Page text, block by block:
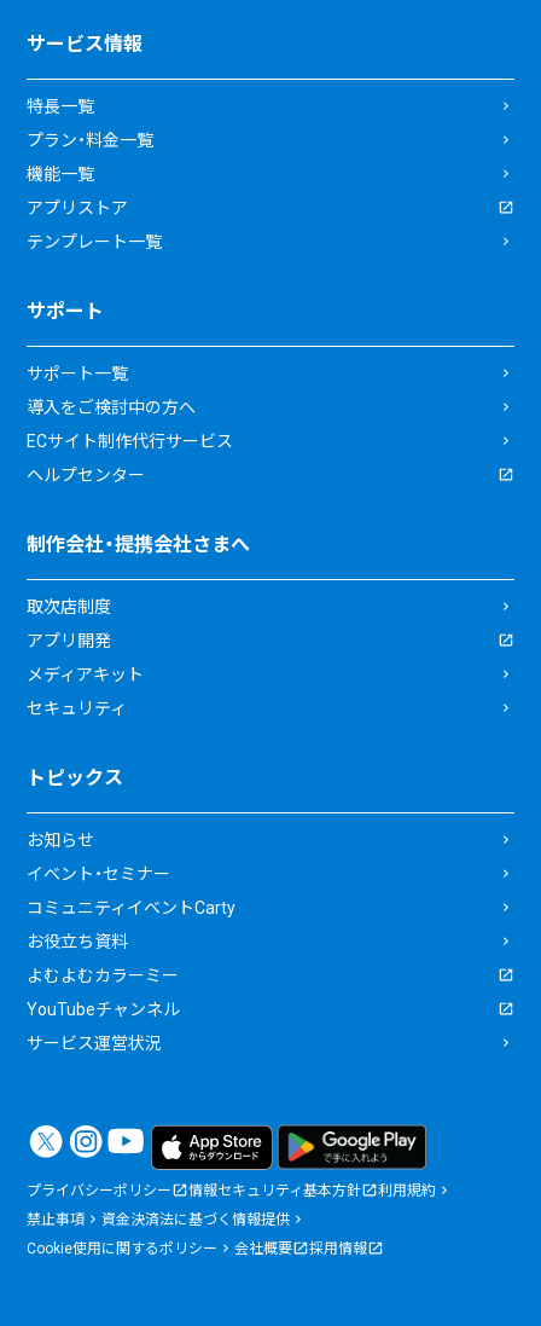
サービス情報
特長一覧
プラン・料金一覧
機能一覧
アプリストア
テンプレート一覧
サポート
サポート一覧
導入をご検討中の方へ
ECサイト制作代行サービス
ヘルプセンター
制作会社・提携会社さまへ
取次店制度
アプリ開発
メディアキット
セキュリティ
トピックス
お知らせ
イベント・セミナー
コミュニティイベントCarty
お役立ち資料
よむよむカラーミー
YouTubeチャンネル
サービス運営状況
プライバシーポリシー 情報セキュリティ基本方針
利用規約
禁止事項
資金決済法に基づく情報提供
Cookie使用に関するポリシー
会社概要 採用情報